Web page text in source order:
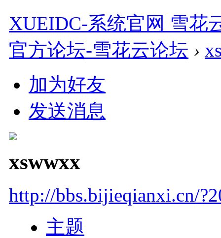
XUEIDC-系统官网 雪花
官方论坛-雪花云论坛 ›
加为好友
发送消息
xswwxx
http://bbs.bijieqianxi.cn/
主题